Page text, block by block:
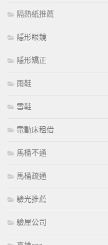
隔熱紙推薦
隱形眼鏡
隱形矯正
雨鞋
雪鞋
電動床租借
馬桶不通
馬桶疏通
驗光推薦
驗屋公司